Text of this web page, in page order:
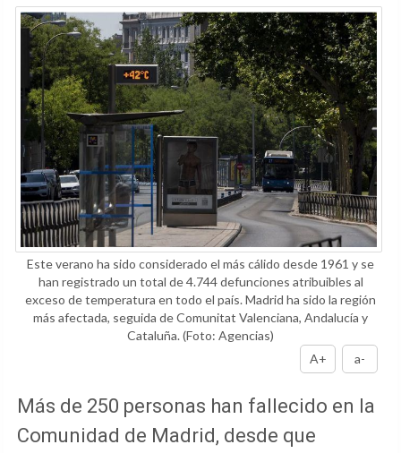
Este verano ha sido considerado el más cálido desde 1961 y se
han registrado un total de 4.744 defunciones atribuibles al
exceso de temperatura en todo el país. Madrid ha sido la región
más afectada, seguida de Comunitat Valenciana, Andalucía y
Cataluña.(Foto: Agencias)
A+
a-
Más de 250 personas han fallecido en la
Comunidad de Madrid, desde que